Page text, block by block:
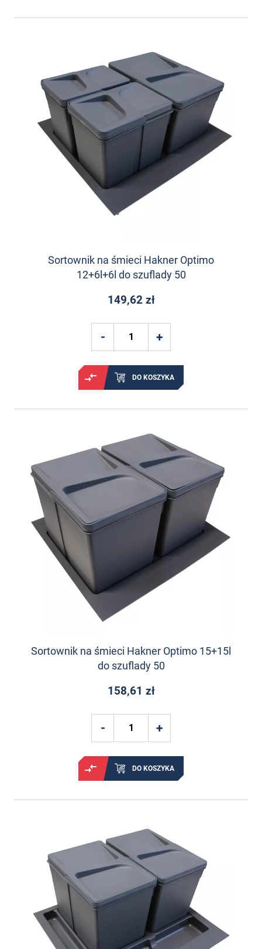
Sortownik na śmieci Hakner Optimo
12+6l+6l do szuflady 50
149,62 zł
DO KOSZYKA
Sortownik na śmieci Hakner Optimo 15+15l
do szuflady 50
158,61 zł
DO KOSZYKA